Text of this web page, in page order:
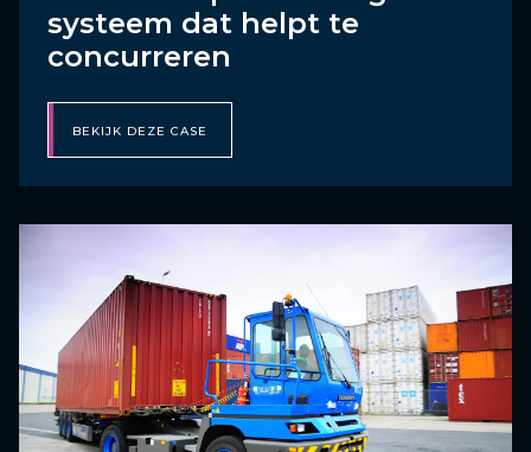
systeem dat helpt te
concurreren
BEKIJK DEZE CASE